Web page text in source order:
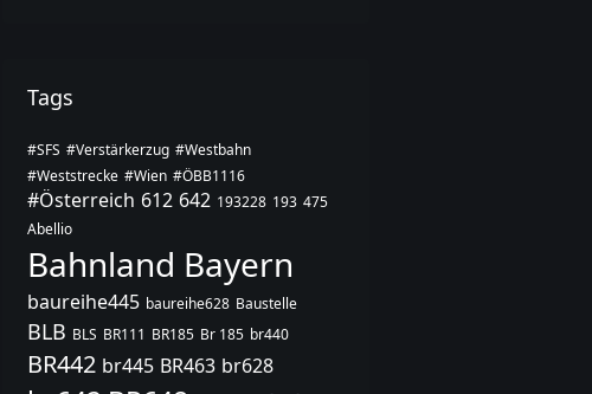
Tags
#SFS #Verstärkerzug #Westbahn
#Weststrecke #Wien #ÖBB1116
#Österreich 612 642 193228 193 475
Abellio
Bahnland Bayern
baureihe445 baureihe628 Baustelle
BLB BLS BR111 BR185 Br 185 br440
BR442 br445 BR463 br628